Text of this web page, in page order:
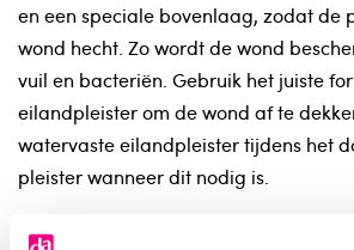
en een speciale bovenlaag, zodat de
wond hecht. Zo wordt de wond
vuil en bacteriën. Gebruik het juiste
eilandpleister om de wond af te
watervaste eilandpleister tijdens het
pleister wanneer dit nodig is.
Een opengelaten wond: